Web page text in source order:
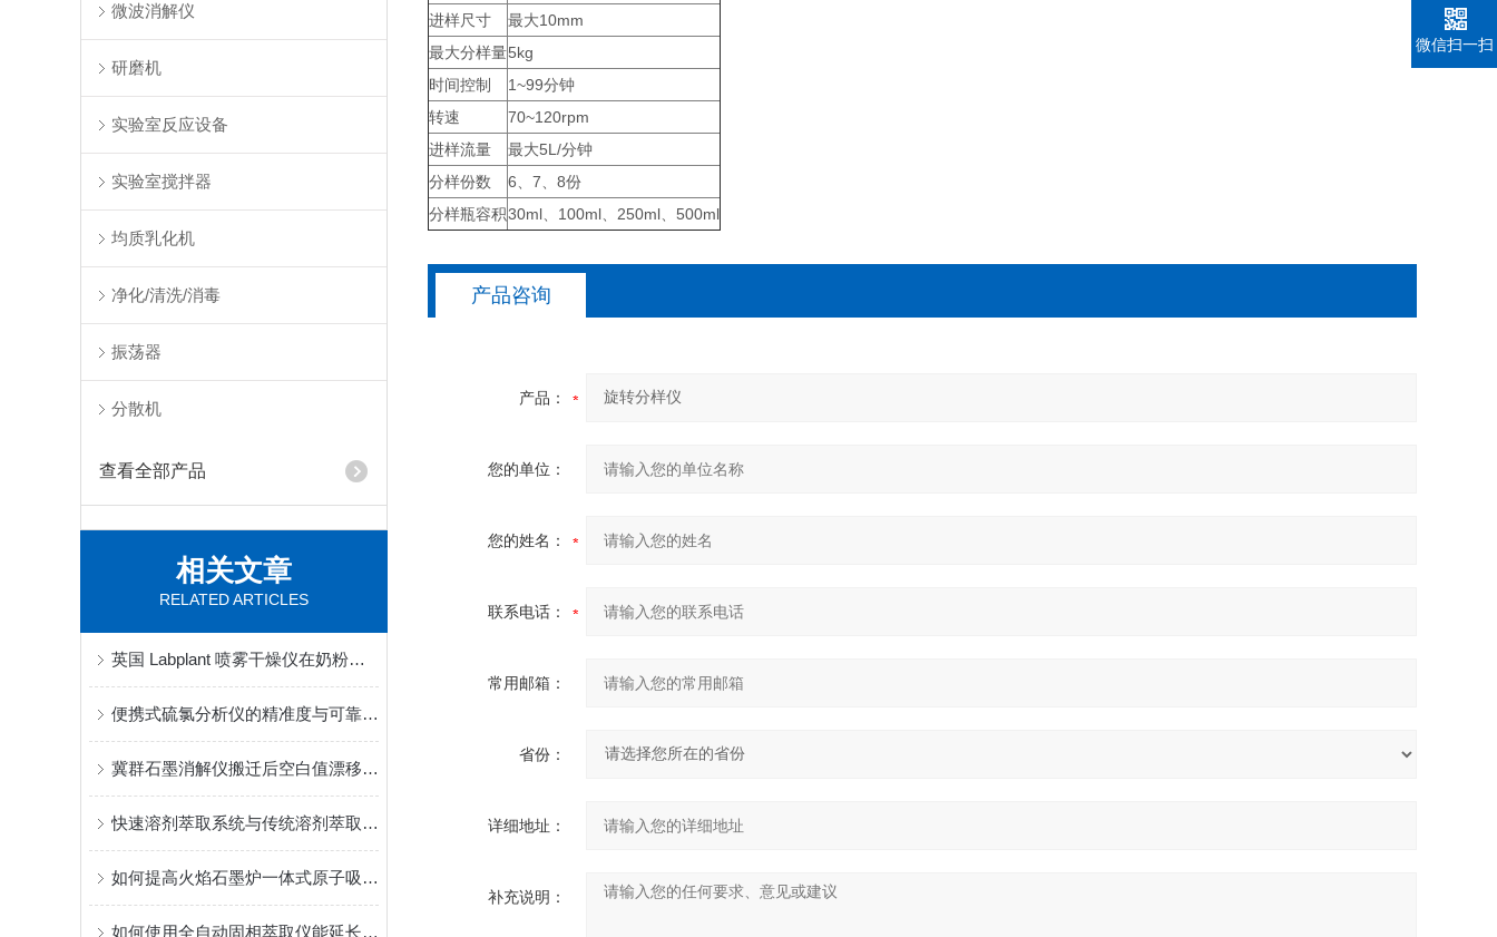
微波消解仪
研磨机
实验室反应设备
实验室搅拌器
均质乳化机
净化/清洗/消毒
振荡器
分散机
查看全部产品
相关文章
RELATED ARTICLES
英国 Labplant 喷雾干燥仪在奶粉中的应用
便携式硫氯分析仪的精准度与可靠性分析
冀群石墨消解仪搬迁后空白值漂移：从酸纯度到管污染的排查路径
快速溶剂萃取系统与传统溶剂萃取系统有何不同之处？
如何提高火焰石墨炉一体式原子吸收光谱仪的准确性和精密度？
如何使用全自动固相萃取仪能延长其使用寿命？
进样尺寸
最大10mm
最大分样量5kg
时间控制
1~99分钟
转速
70~120rpm
进样流量
最大5L/分钟
分样份数
6、7、8份
分样瓶容积30ml、100ml、250ml、500ml
产品咨询
产品：
您的单位：
您的姓名：
联系电话：
常用邮箱：
省份：
详细地址：
补充说明：
微信扫一扫